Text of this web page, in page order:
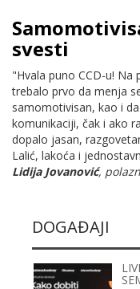
svesti
"Hvala puno CCD-u! Na
trebalo prvo da menja
samomotivisan, kao i
komunikaciji, čak i ako
dopalo jasan,
Lalić, lakoća i
Lidija Jovanović,
DOGAĐAJI